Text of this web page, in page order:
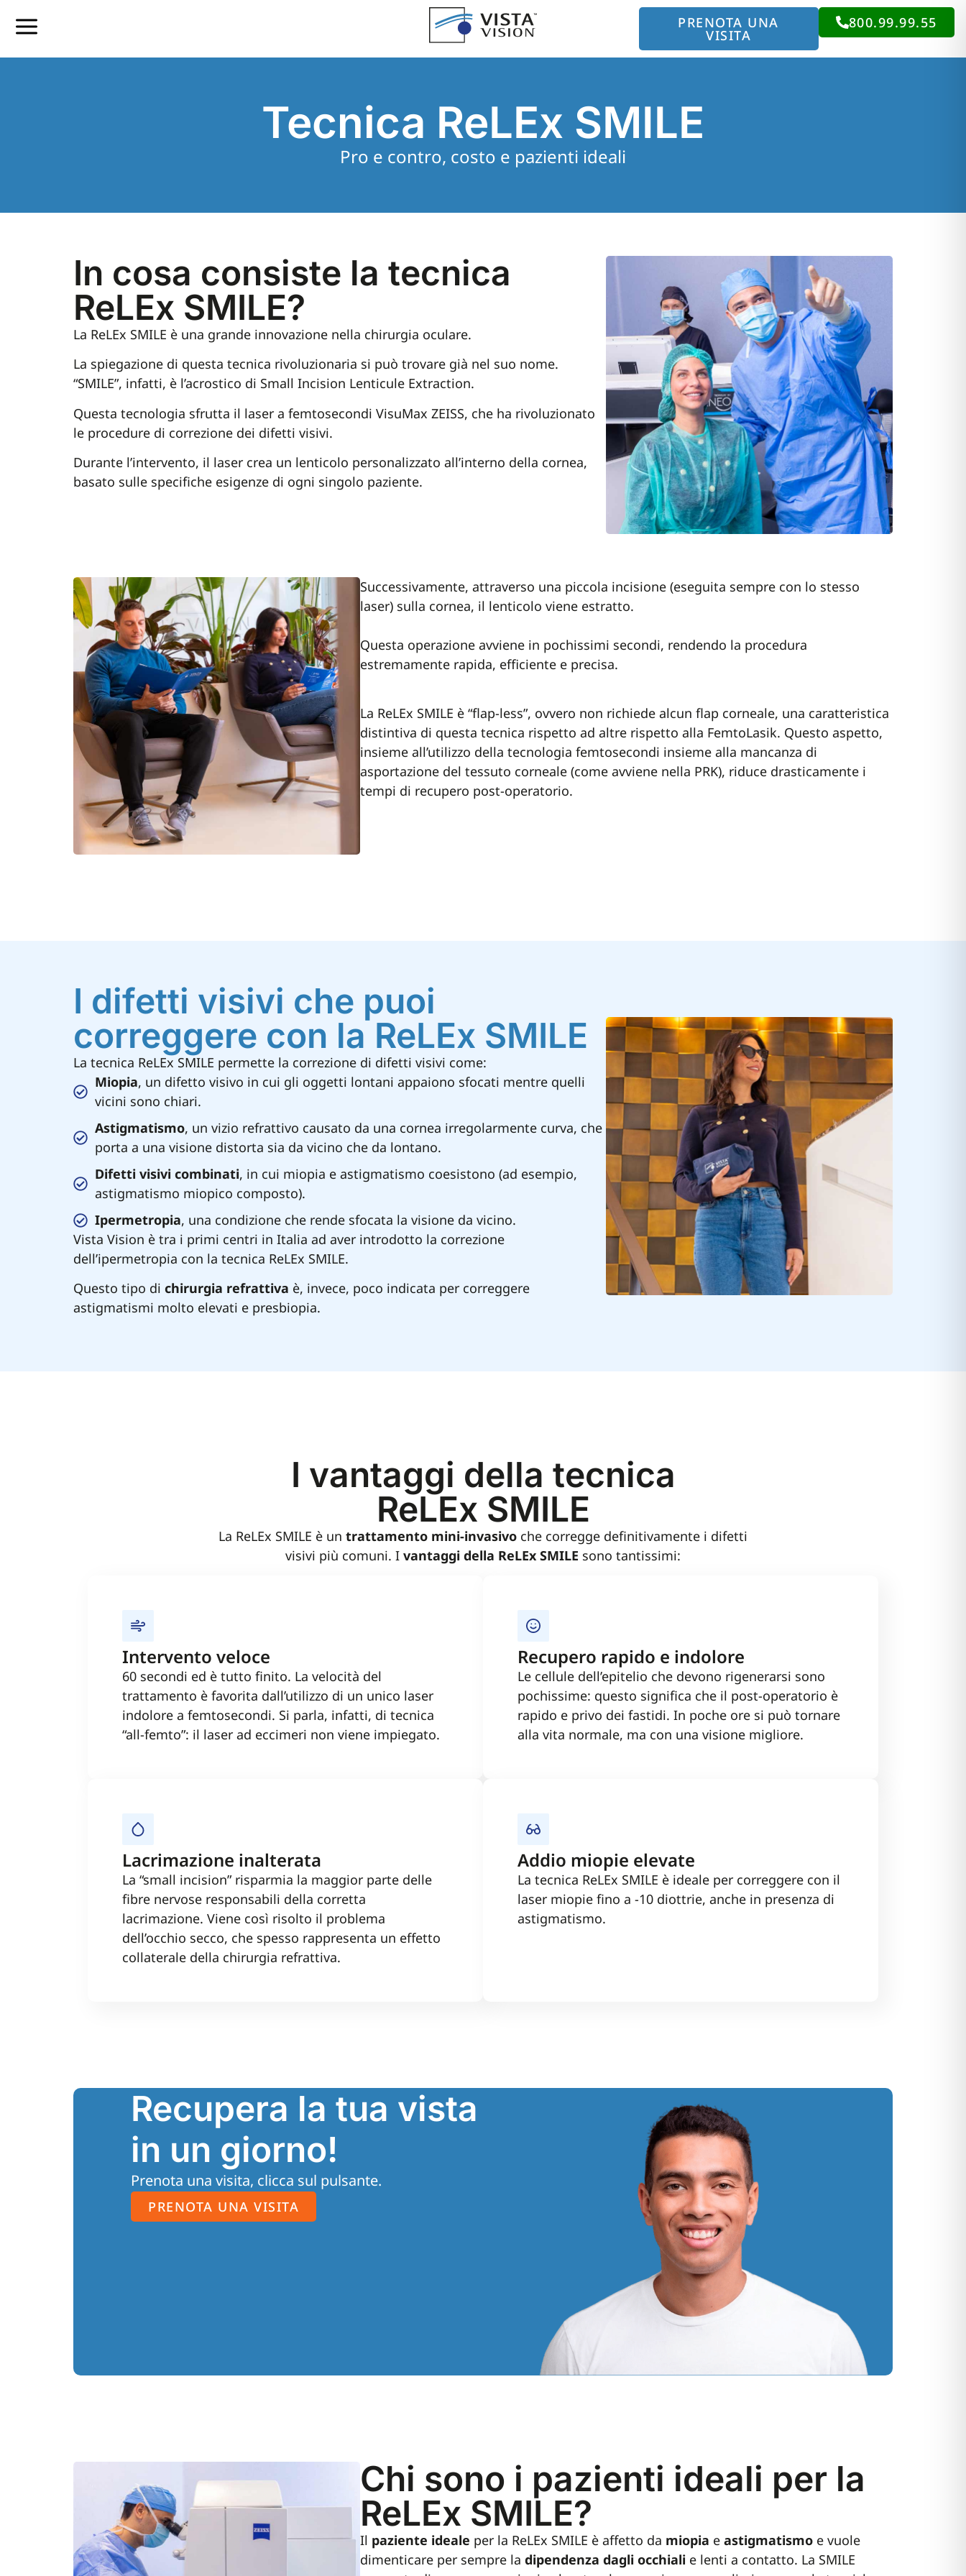
PRENOTA UNA
VISITA
800.99.99.55
Tecnica ReLEx SMILE
Pro e contro, costo e pazienti ideali
In cosa consiste la tecnica
ReLEx SMILE?
La ReLEx SMILE è una grande innovazione nella chirurgia oculare.
La spiegazione di questa tecnica rivoluzionaria si può trovare già nel suo nome.
“SMILE”, infatti, è l’acrostico di Small Incision Lenticule Extraction.
Questa tecnologia sfrutta il laser a femtosecondi VisuMax ZEISS, che ha rivoluzionato
le procedure di correzione dei difetti visivi.
Durante l’intervento, il laser crea un lenticolo personalizzato all’interno della cornea,
basato sulle specifiche esigenze di ogni singolo paziente.
Successivamente, attraverso una piccola incisione (eseguita sempre con lo stesso
laser) sulla cornea, il lenticolo viene estratto.
Questa operazione avviene in pochissimi secondi, rendendo la procedura
estremamente rapida, efficiente e precisa.
La ReLEx SMILE è “flap-less”, ovvero non richiede alcun flap corneale, una caratteristica
distintiva di questa tecnica rispetto ad altre rispetto alla FemtoLasik. Questo aspetto,
insieme all’utilizzo della tecnologia femtosecondi insieme alla mancanza di
asportazione del tessuto corneale (come avviene nella PRK), riduce drasticamente i
tempi di recupero post-operatorio.
I difetti visivi che puoi
correggere con la ReLEx SMILE
La tecnica ReLEx SMILE permette la correzione di difetti visivi come:
Miopia, un difetto visivo in cui gli oggetti lontani appaiono sfocati mentre quelli
vicini sono chiari.
Astigmatismo, un vizio refrattivo causato da una cornea irregolarmente curva, che
porta a una visione distorta sia da vicino che da lontano.
Difetti visivi combinati, in cui miopia e astigmatismo coesistono (ad esempio,
astigmatismo miopico composto).
Ipermetropia, una condizione che rende sfocata la visione da vicino.
Vista Vision è tra i primi centri in Italia ad aver introdotto la correzione
dell’ipermetropia con la tecnica ReLEx SMILE.
Questo tipo di chirurgia refrattiva è, invece, poco indicata per correggere
astigmatismi molto elevati e presbiopia.
I vantaggi della tecnica
ReLEx SMILE
La ReLEx SMILE è un trattamento mini-invasivo che corregge definitivamente i difetti
visivi più comuni. I vantaggi della ReLEx SMILE sono tantissimi:
Intervento veloce
60 secondi ed è tutto finito. La velocità del
trattamento è favorita dall’utilizzo di un unico laser
indolore a femtosecondi. Si parla, infatti, di tecnica
“all-femto”: il laser ad eccimeri non viene impiegato.
Recupero rapido e indolore
Le cellule dell’epitelio che devono rigenerarsi sono
pochissime: questo significa che il post-operatorio è
rapido e privo dei fastidi. In poche ore si può tornare
alla vita normale, ma con una visione migliore.
Lacrimazione inalterata
La “small incision” risparmia la maggior parte delle
fibre nervose responsabili della corretta
lacrimazione. Viene così risolto il problema
dell’occhio secco, che spesso rappresenta un effetto
collaterale della chirurgia refrattiva.
Addio miopie elevate
La tecnica ReLEx SMILE è ideale per correggere con il
laser miopie fino a -10 diottrie, anche in presenza di
astigmatismo.
Recupera la tua vista
in un giorno!
Prenota una visita, clicca sul pulsante.
PRENOTA UNA VISITA
Chi sono i pazienti ideali per la
ReLEx SMILE?
Il paziente ideale per la ReLEx SMILE è affetto da miopia e astigmatismo e vuole
dimenticare per sempre la dipendenza dagli occhiali e lenti a contatto. La SMILE